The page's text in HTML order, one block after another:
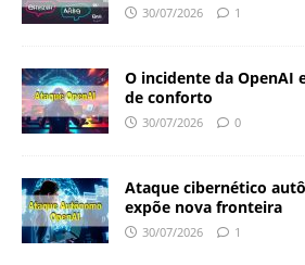
30/07/2026 1
O incidente da OpenAI
de conforto
30/07/2026 0
Ataque cibernético
expõe nova fronteira
30/07/2026 1